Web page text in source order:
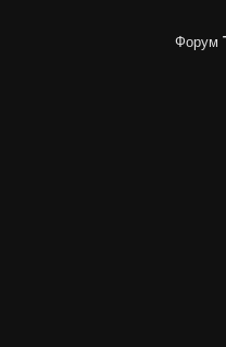
Форум